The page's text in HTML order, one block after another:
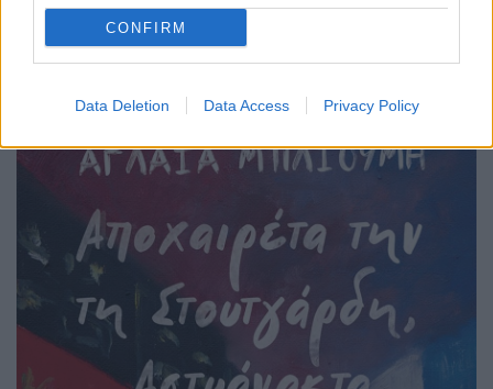
CONFIRM
Data Deletion Data Access Privacy Policy
του ΕΚΠΑ που σε αρκετές περιπτώσεις
είναι παιδιά μεταναστών».